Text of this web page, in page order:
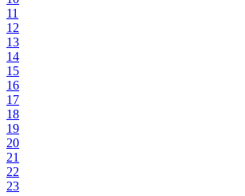
11
12
13
14
15
16
17
18
19
20
21
22
23